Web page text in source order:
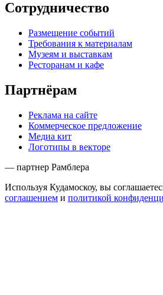
Сотрудничество
Размещение событий
Требования к материалам
Музеям и выставкам
Ресторанам и кафе
Партнёрам
Реклама на сайте
Коммерческое предложение
Медиа кит
Логотипы в векторе
— партнер Рамблера
Используя Кудамоскоу, вы
соглашением и политикой